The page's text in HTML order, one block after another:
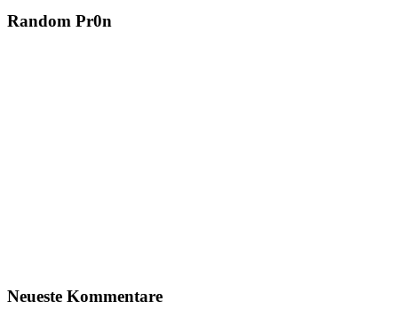
Random Pr0n
Neueste Kommentare